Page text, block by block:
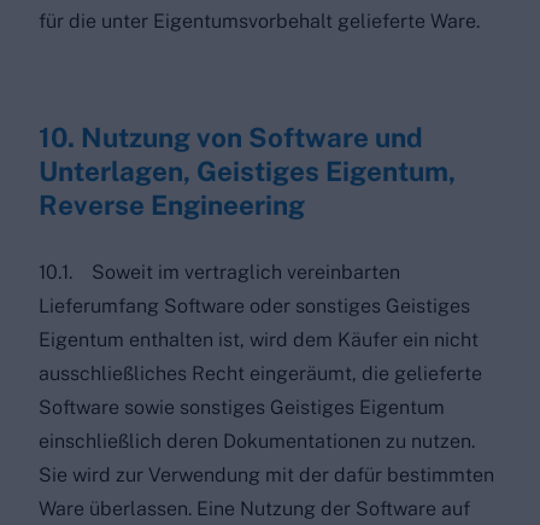
für die unter Eigentumsvorbehalt gelieferte Ware.
10. Nutzung von Software und
Unterlagen, Geistiges Eigentum,
Reverse Engineering
10.1. Soweit im vertraglich vereinbarten
Lieferumfang Software oder sonstiges Geistiges
Eigentum enthalten ist, wird dem Käufer ein nicht
ausschließliches Recht eingeräumt, die gelieferte
Software sowie sonstiges Geistiges Eigentum
einschließlich deren Dokumentationen zu nutzen.
Sie wird zur Verwendung mit der dafür bestimmten
Ware überlassen. Eine Nutzung der Software auf